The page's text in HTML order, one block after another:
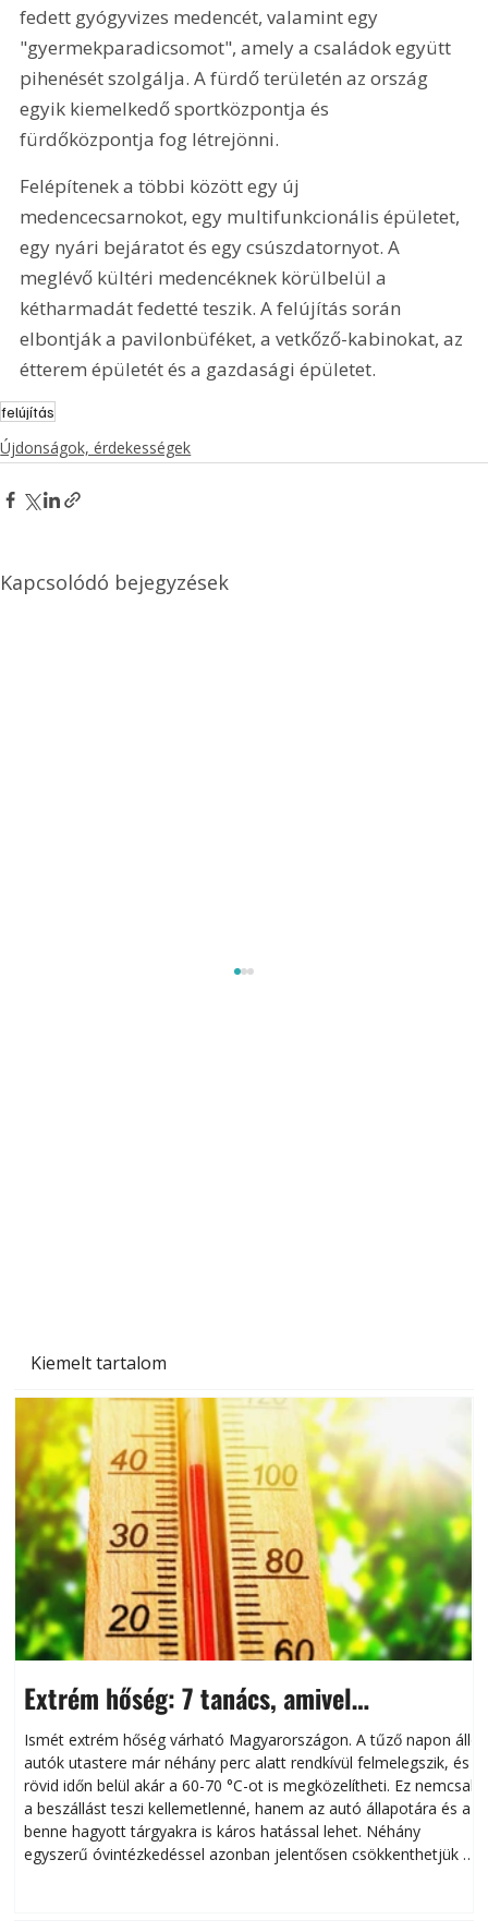
Kiemelt tartalom
Extrém hőség: 7 tanács, amivel
megóvhatjuk autónkat a nyári károktól
Ismét extrém hőség várható Magyarországon. A tűző napon álló
autók utastere már néhány perc alatt rendkívül felmelegszik, és
rövid időn belül akár a 60-70 °C-ot is megközelítheti. Ez nemcsak
a beszállást teszi kellemetlenné, hanem az autó állapotára és a
benne hagyott tárgyakra is káros hatással lehet. Néhány
egyszerű óvintézkedéssel azonban jelentősen csökkenthetjük a
fedett gyógyvizes medencét, valamint egy
"gyermekparadicsomot", amely a családok együtt
pihenését szolgálja. A fürdő területén az ország
egyik kiemelkedő sportközpontja és
fürdőközpontja fog létrejönni.
Felépítenek a többi között egy új
medencecsarnokot, egy multifunkcionális épületet,
egy nyári bejáratot és egy csúszdatornyot. A
meglévő kültéri medencéknek körülbelül a
kétharmadát fedetté teszik. A felújítás során
elbontják a pavilonbüféket, a vetkőző-kabinokat, az
étterem épületét és a gazdasági épületet.
felújítás
Újdonságok, érdekességek
Kapcsolódó bejegyzések